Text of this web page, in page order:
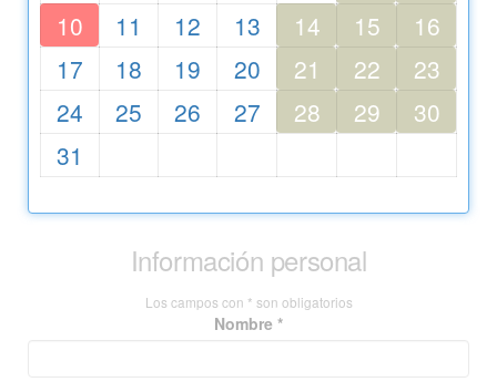
10
11 12 13 14 15
16
17
18 19 20 21 22
23
24
25 26 27 28 29
30
31
Información personal
Los campos con * son obligatorios
Nombre *